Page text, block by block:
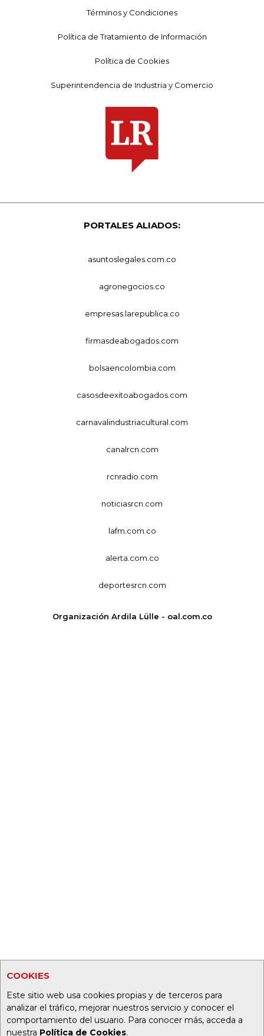
COOKIES
Este sitio web usa cookies propias y de terceros para
analizar el tráfico, mejorar nuestros servicio y conocer el
comportamiento del usuario. Para conocer más, acceda a
nuestra Política de Cookies.
Términos y Condiciones
Política de Tratamiento de Información
Política de Cookies
Superintendencia de Industria y Comercio
PORTALES ALIADOS:
asuntoslegales.com.co
agronegocios.co
empresas.larepublica.co
firmasdeabogados.com
bolsaencolombia.com
casosdeexitoabogados.com
carnavalindustriacultural.com
canalrcn.com
rcnradio.com
noticiasrcn.com
lafm.com.co
alerta.com.co
deportesrcn.com
Organización Ardila Lülle - oal.com.co